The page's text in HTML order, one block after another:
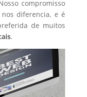
compromisso
diferencia, e é
de muitos
.